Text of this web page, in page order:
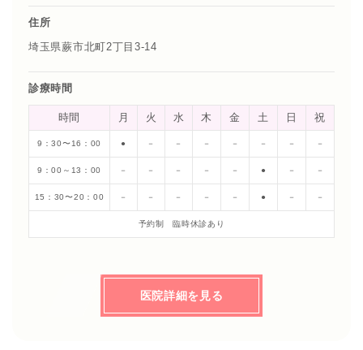
住所
埼玉県蕨市北町2丁目3-14
診療時間
時間 月 火 水 木 金 土 日 祝
9：30〜16：00 ● － － － － － － －
9：00～13：00 － － － － － ● － －
15：30〜20：00 － － － － － ● － －
予約制 臨時休診あり
医院詳細を見る